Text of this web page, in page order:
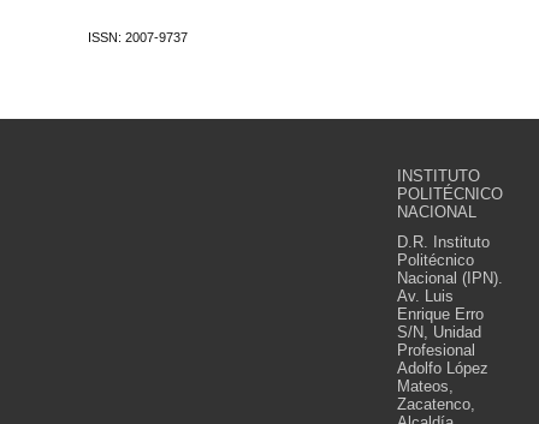
ISSN: 2007-9737
INSTITUTO
POLITÉCNICO
NACIONAL
D.R. Instituto
Politécnico
Nacional (IPN).
Av. Luis
Enrique Erro
S/N, Unidad
Profesional
Adolfo López
Mateos,
Zacatenco,